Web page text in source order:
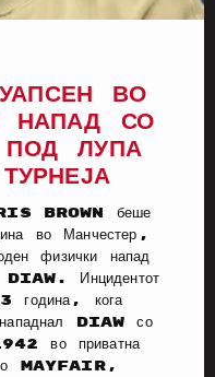
ВО
НАПАД СО
ЛУПА
Brown беше
во Манчестер,
физички напад
Diaw. Инцидентот
година, кога
Diaw со
во приватна
во Mayfair,